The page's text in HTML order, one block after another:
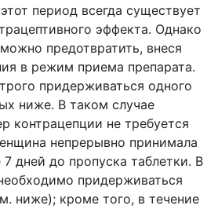
период всегда существует
эффекта. Однако
предотвратить, внеся
в режим приема препарата.
придерживаться одного
ниже. В таком случае
контрацепции не требуется
непрерывно принимала
7 дней до пропуска таблетки. В
придерживаться
ниже); кроме того, в течение